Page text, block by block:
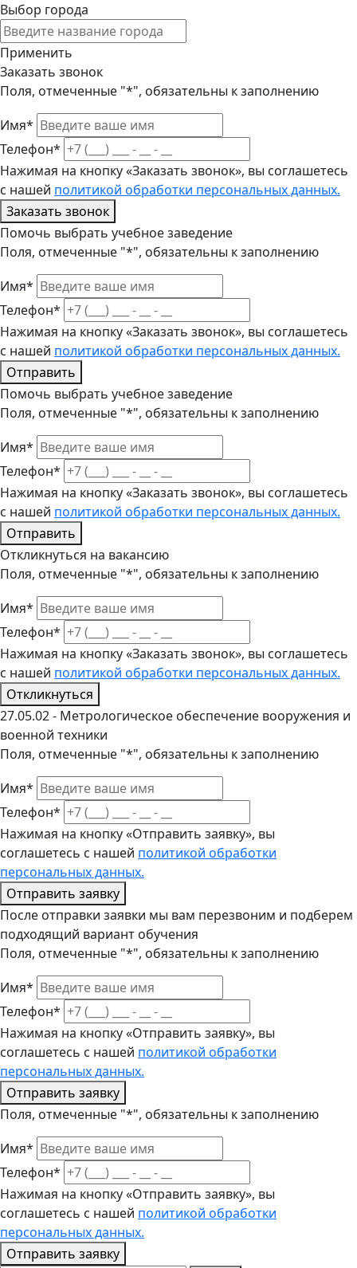
Выбор города
Применить
Заказать звонок
Поля, отмеченные "*", обязательны к заполнению
Имя*
Телефон*
Нажимая на кнопку «Заказать звонок», вы соглашетесь
с нашей политикой обработки персональных данных.
Заказать звонок
Помочь выбрать учебное заведение
Поля, отмеченные "*", обязательны к заполнению
Имя*
Телефон*
Нажимая на кнопку «Заказать звонок», вы соглашетесь
с нашей политикой обработки персональных данных.
Отправить
Помочь выбрать учебное заведение
Поля, отмеченные "*", обязательны к заполнению
Имя*
Телефон*
Нажимая на кнопку «Заказать звонок», вы соглашетесь
с нашей политикой обработки персональных данных.
Отправить
Откликнуться на вакансию
Поля, отмеченные "*", обязательны к заполнению
Имя*
Телефон*
Нажимая на кнопку «Заказать звонок», вы соглашетесь
с нашей политикой обработки персональных данных.
Откликнуться
27.05.02 - Метрологическое обеспечение вооружения и
военной техники
Поля, отмеченные "*", обязательны к заполнению
Имя*
Телефон*
Нажимая на кнопку «Отправить заявку», вы
соглашетесь с нашей политикой обработки
персональных данных.
Отправить заявку
После отправки заявки мы вам перезвоним и подберем
подходящий вариант обучения
Поля, отмеченные "*", обязательны к заполнению
Имя*
Телефон*
Нажимая на кнопку «Отправить заявку», вы
соглашетесь с нашей политикой обработки
персональных данных.
Отправить заявку
Поля, отмеченные "*", обязательны к заполнению
Имя*
Телефон*
Нажимая на кнопку «Отправить заявку», вы
соглашетесь с нашей политикой обработки
персональных данных.
Отправить заявку